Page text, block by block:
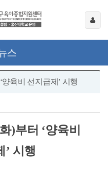
스
육비 선지급제’ 시행
화)부터 ‘양육비
’ 시행